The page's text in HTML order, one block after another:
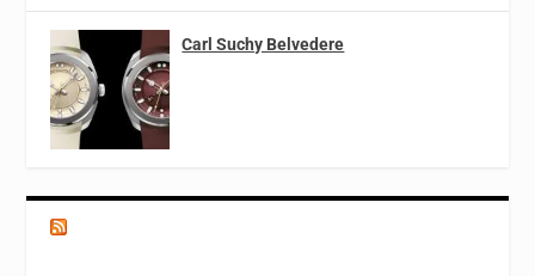
Carl Suchy Belvedere